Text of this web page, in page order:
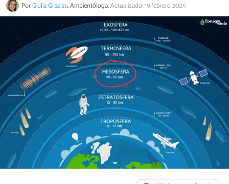
PorGiulia Graziati, Ambientóloga.Actualizado: 19 febrero 2025